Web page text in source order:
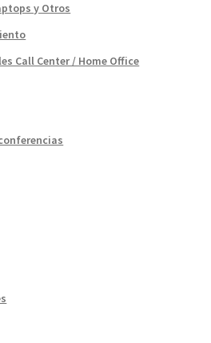
y Otros
Call Center / Home Office